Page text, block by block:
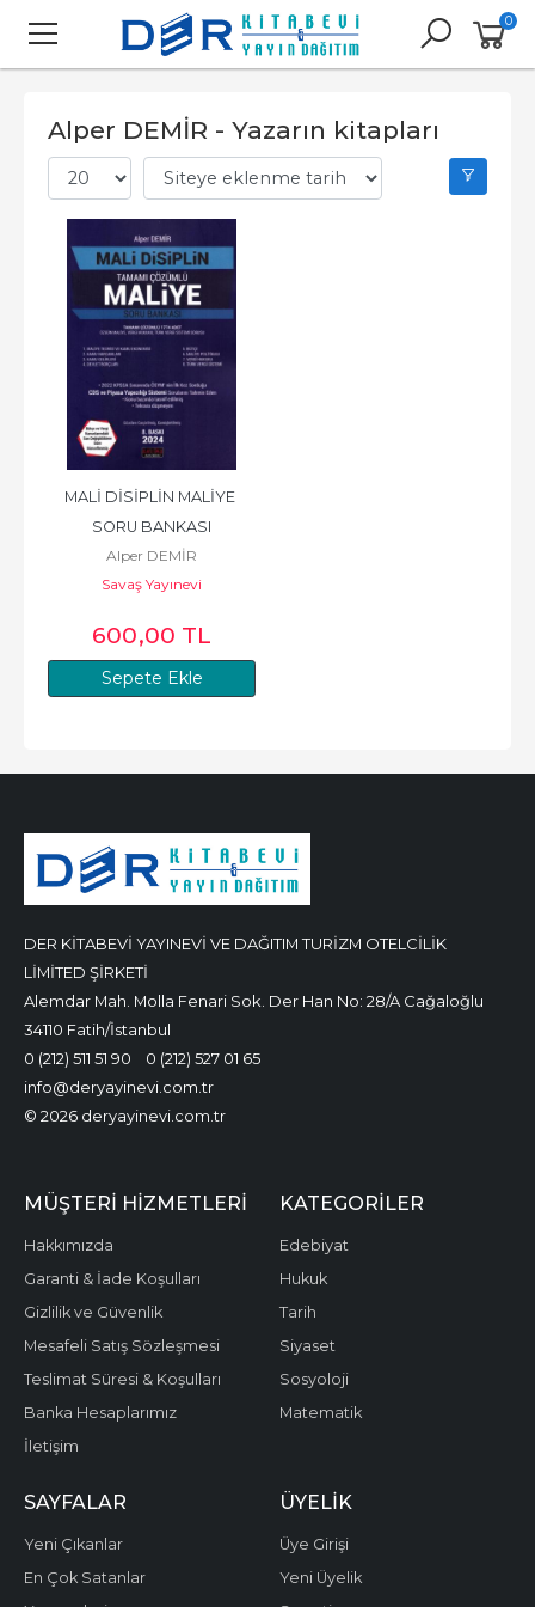
0
Alper DEMİR - Yazarın kitapları
Sepete Ekle
MALİ DİSİPLİN MALİYE
SORU BANKASI
Alper DEMİR
Savaş Yayınevi
600,00 TL
DER KİTABEVİ YAYINEVİ VE DAĞITIM TURİZM OTELCİLİK
LİMİTED ŞİRKETİ
Alemdar Mah. Molla Fenari Sok. Der Han No: 28/A Cağaloğlu
34110 Fatih/İstanbul
0 (212) 511 51 90
0 (212) 527 01 65
info@deryayinevi.com.tr
© 2026 deryayinevi.com.tr
MÜŞTERI HIZMETLERI
Hakkımızda
Garanti & İade Koşulları
Gizlilik ve Güvenlik
Mesafeli Satış Sözleşmesi
Teslimat Süresi & Koşulları
Banka Hesaplarımız
İletişim
KATEGORILER
Edebiyat
Hukuk
Tarih
Siyaset
Sosyoloji
Matematik
SAYFALAR
Yeni Çıkanlar
En Çok Satanlar
ÜYELIK
Üye Girişi
Yeni Üyelik